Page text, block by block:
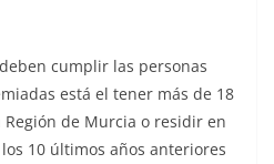
cumplir las personas
está el tener más de 18
de Murcia o residir en
10 últimos años anteriores